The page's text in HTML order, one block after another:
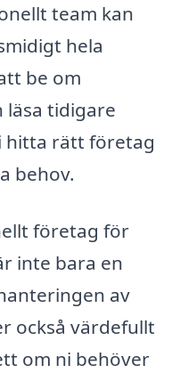
team kan
hela
be om
tidigare
hitta rätt företag
behov.
företag för
inte bara en
av
också värdefullt
om ni behöver